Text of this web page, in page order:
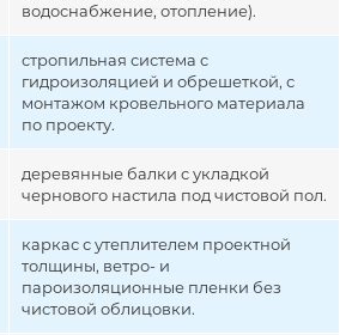
водоснабжение, отопление).
стропильная система с
гидроизоляцией и обрешеткой, с
монтажом кровельного материала
по проекту.
деревянные балки с укладкой
чернового настила под чистовой пол.
каркас с утеплителем проектной
толщины, ветро- и
пароизоляционные пленки без
чистовой облицовки.